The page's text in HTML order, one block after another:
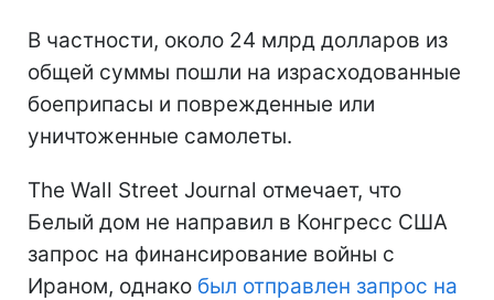
В частности, около 24 млрд долларов из
общей суммы пошли на израсходованные
боеприпасы и поврежденные или
уничтоженные самолеты.
The Wall Street Journal отмечает, что
Белый дом не направил в Конгресс США
запрос на финансирование войны с
Ираном, однако был отправлен запрос на